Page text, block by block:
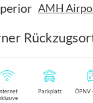
AMH
Parkplatz ÖPNV